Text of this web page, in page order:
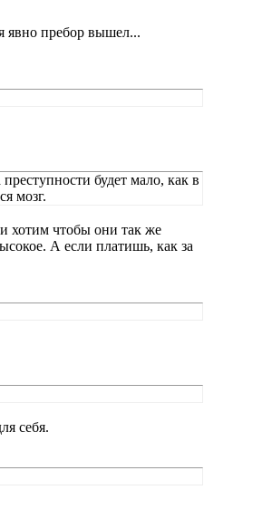
явно пребор вышел...
будет мало, как в
мозг.
хотим чтобы они так же
А если платишь, как за
себя.